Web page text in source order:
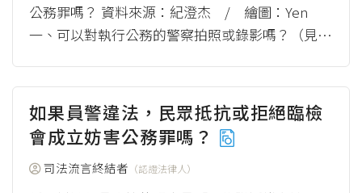
公務罪嗎？ 資料來源：紀澄杰 / 繪圖：Yen
一、可以對執行公務的警察拍照或錄影嗎？（見圖
如果員警違法，民眾抵抗或拒絕臨檢
會成立妨害公務罪嗎？
司法流言終結者 （認證法律人）